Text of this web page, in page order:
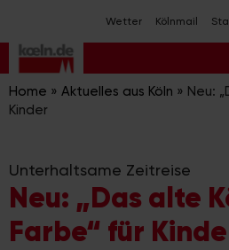
Inhalt
springen
Wetter Kölnmail
Home » Aktuelles aus Köln » Neu:
Kinder
Unterhaltsame Zeitreise
Neu: „Das alte
Farbe“ für